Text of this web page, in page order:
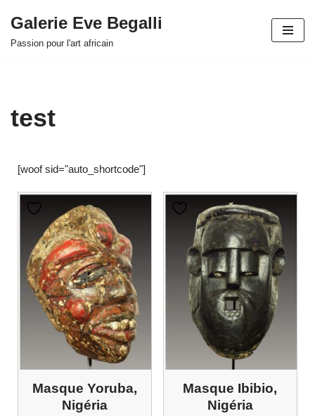
Aller
Galerie Eve Begalli
Passion pour l'art africain
test
[woof sid="auto_shortcode"]
Masque Yoruba,
Nigéria
Masque Ibibio,
Nigéria